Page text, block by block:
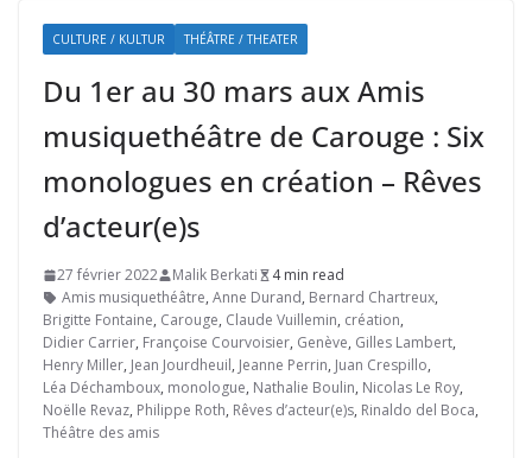
CULTURE / KULTUR THÉÂTRE / THEATER
Du 1er au 30 mars aux Amis
musiquethéâtre de Carouge : Six
monologues en création – Rêves
d’acteur(e)s
27 février 2022 Malik Berkati
4 min read
Amis musiquethéâtre, Anne Durand, Bernard Chartreux,
Brigitte Fontaine, Carouge, Claude Vuillemin, création,
Didier Carrier, Françoise Courvoisier, Genève, Gilles Lambert,
Henry Miller, Jean Jourdheuil, Jeanne Perrin, Juan Crespillo,
Léa Déchamboux, monologue, Nathalie Boulin, Nicolas Le Roy,
Noëlle Revaz, Philippe Roth, Rêves d’acteur(e)s, Rinaldo del Boca,
Théâtre des amis